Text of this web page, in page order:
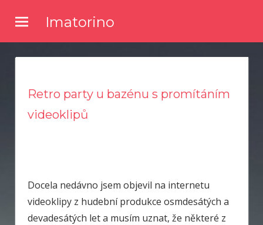
content
Imatorino
Retro party u bazénu s promítáním
videoklipů
Docela nedávno jsem objevil na internetu
videoklipy z hudební produkce osmdesátých a
devadesátých let a musím uznat, že některé z